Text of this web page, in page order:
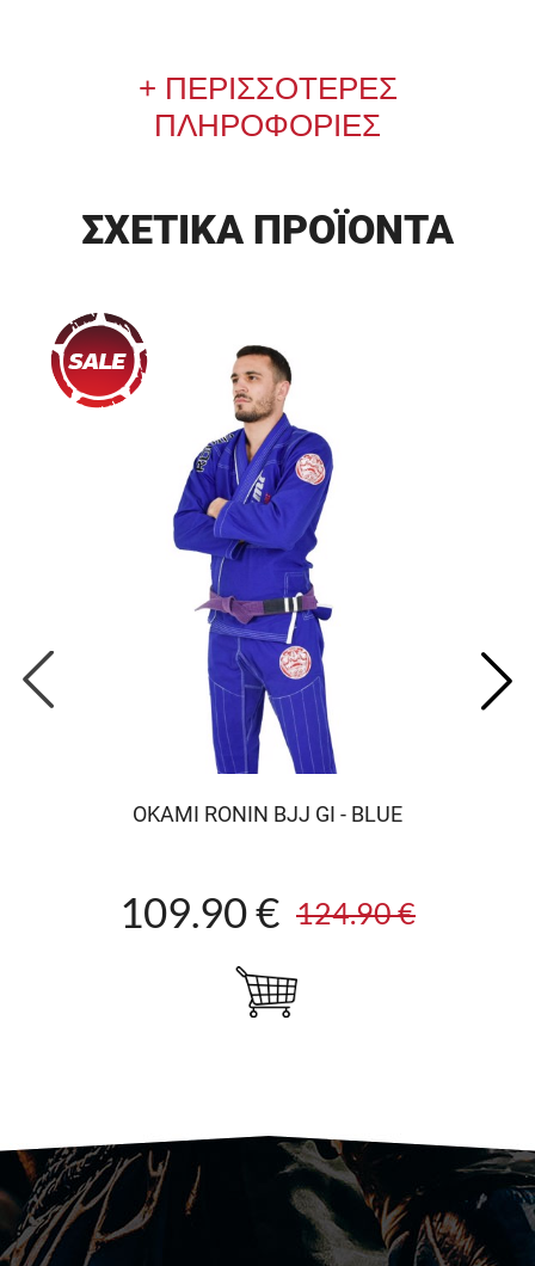
ΠΛΗΡΟΦΟΡΙΕΣ
ΣΧΕΤΙΚΑ ΠΡΟΪΟΝΤΑ
OKAMI RONIN BJJ GI - BLUE
109.90 € 124.90 €